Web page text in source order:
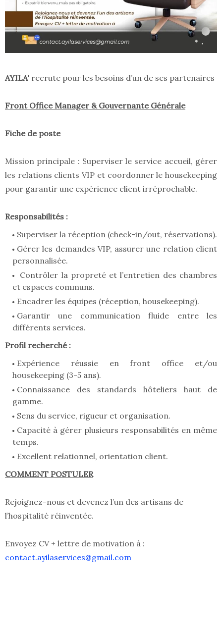
AYILA' recrute pour les besoins d’un de ses partenaires
Front Office Manager & Gouvernante Générale
Fiche de poste
Mission principale : Superviser le service accueil, gérer
les relations clients VIP et coordonner le housekeeping
pour garantir une expérience client irréprochable.
Responsabilités :
Superviser la réception (check-in/out, réservations).
Gérer les demandes VIP, assurer une relation client
personnalisée.
Contrôler la propreté et l’entretien des chambres
et espaces communs.
Encadrer les équipes (réception, housekeeping).
Garantir une communication fluide entre les
différents services.
Profil recherché :
Expérience réussie en front office et/ou
housekeeping (3-5 ans).
Connaissance des standards hôteliers haut de
gamme.
Sens du service, rigueur et organisation.
Capacité à gérer plusieurs responsabilités en même
temps.
Excellent relationnel, orientation client.
COMMENT POSTULER
Rejoignez-nous et devenez l’un des artisans de
l’hospitalité réinventée.
Envoyez CV + lettre de motivation à :
contact.ayilaservices@gmail.com